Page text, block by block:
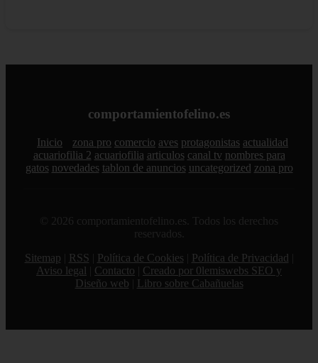
comportamientofelino.es
Inicio zona pro comercio aves protagonistas actualidad
acuariofilia 2 acuariofilia articulos canal tv nombres para
gatos novedades tablon de anuncios uncategorized zona pro
© 2026 comportamientofelino.es. Todos los derechos
reservados.
Sitemap
RSS Política de Cookies Política de Privacidad
Aviso legal
Contacto
Creado por 0lemiswebs SEO y
Diseño web
Libro sobre Cabañuelas